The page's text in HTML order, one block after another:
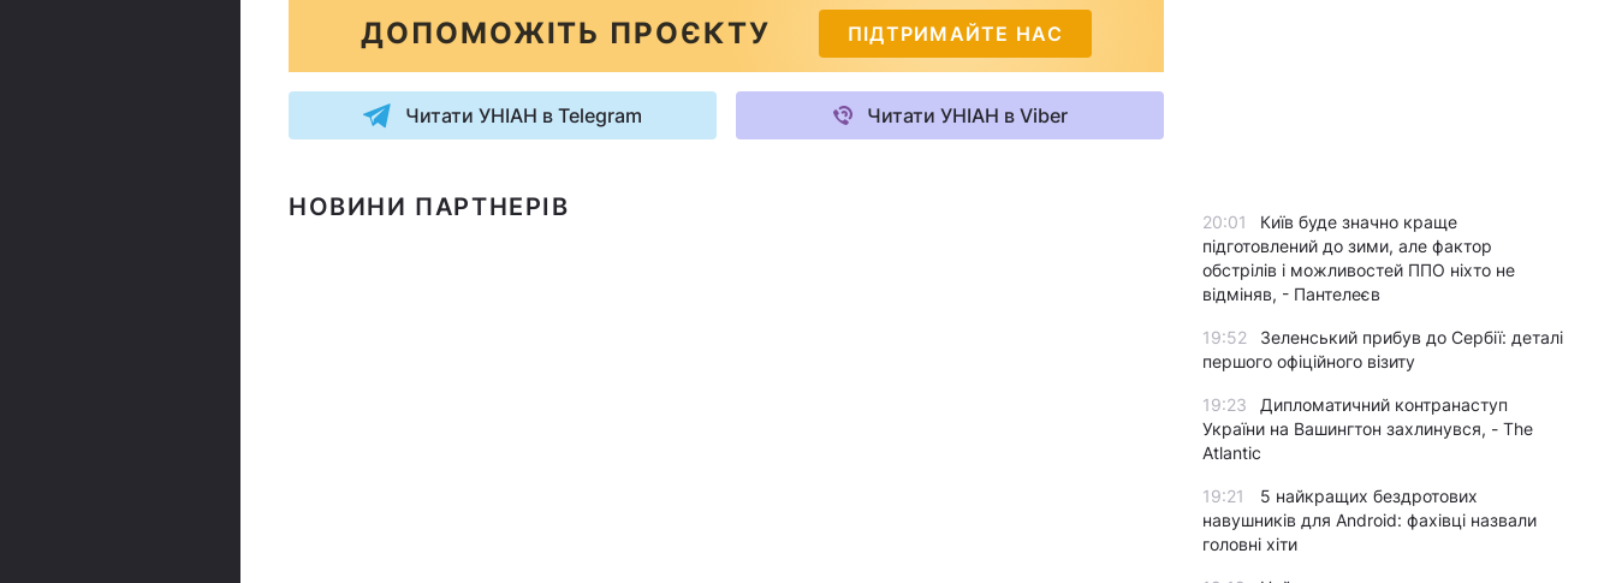
ДОПОМОЖІТЬ ПРОЄКТУ ПІДТРИМАЙТЕ НАС
Читати УНІАН в Telegram Читати УНІАН в Viber
НОВИНИ ПАРТНЕРІВ
20:01
Київ буде значно краще
підготовлений до зими, але фактор
обстрілів і можливостей ППО ніхто не
відміняв, - Пантелеєв
19:52
Зеленський прибув до Сербії: деталі
першого офіційного візиту
19:23
Дипломатичний контранаступ
України на Вашингтон захлинувся, - The
Atlantic
19:21
5 найкращих бездротових
навушників для Android: фахівці назвали
головні хіти